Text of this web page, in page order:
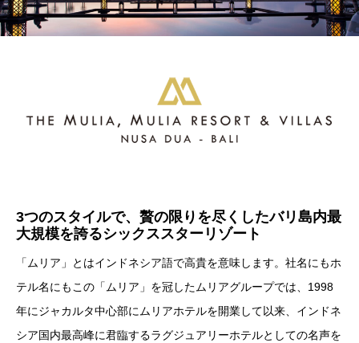
3つのスタイルで、贅の限りを尽くしたバリ島内最
大規模を誇るシックススターリゾート
「ムリア」とはインドネシア語で高貴を意味します。社名にもホ
テル名にもこの「ムリア」を冠したムリアグループでは、1998
年にジャカルタ中心部にムリアホテルを開業して以来、インドネ
シア国内最高峰に君臨するラグジュアリーホテルとしての名声を